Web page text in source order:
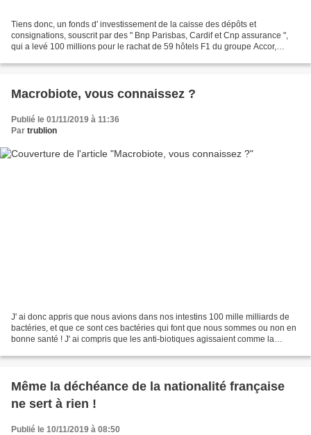
Tiens donc, un fonds d' investissement de la caisse des dépôts et
consignations, souscrit par des " Bnp Parisbas, Cardif et Cnp assurance ",
qui a levé 100 millions pour le rachat de 59 hôtels F1 du groupe Accor,
Macrobiote, vous connaissez ?
Publié le 01/11/2019 à 11:36
Par trublion
J' ai donc appris que nous avions dans nos intestins 100 mille milliards de
bactéries, et que ce sont ces bactéries qui font que nous sommes ou non en
bonne santé ! J' ai compris que les anti-biotiques agissaient comme la
Même la déchéance de la nationalité française
ne sert à rien !
Publié le 10/11/2019 à 08:50